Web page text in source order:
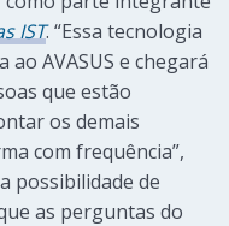
IST. “Essa tecnologia
AVASUS e chegará
que estão
os demais
com frequência”,
possibilidade de
as perguntas do